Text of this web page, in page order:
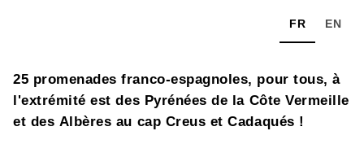
FR EN
25 promenades franco-espagnoles, pour tous, à
l'extrémité est des Pyrénées de la Côte Vermeille
et des Albères au cap Creus et Cadaqués !